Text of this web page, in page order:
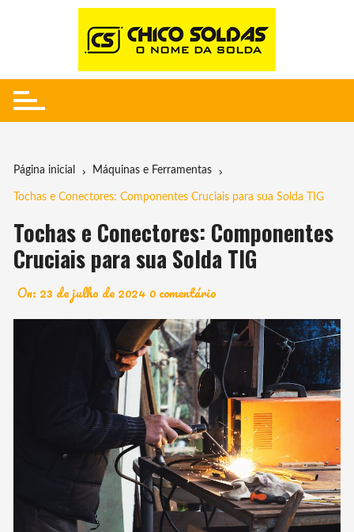
Página inicial Máquinas e Ferramentas
Tochas e Conectores: Componentes Cruciais para sua Solda TIG
Tochas e Conectores: Componentes
Cruciais para sua Solda TIG
On: 23 de julho de 2024 0 comentário